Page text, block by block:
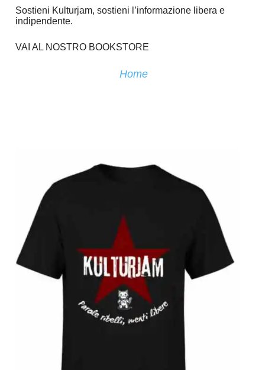
Sostieni Kulturjam, sostieni l’informazione libera e
indipendente.
VAI AL NOSTRO BOOKSTORE
Home